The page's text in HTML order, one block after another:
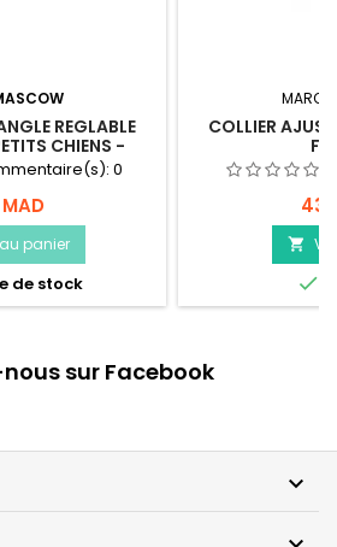
REGLABLE
CHIENS -
0
panier
de stock
COLLIER


sur Facebook
